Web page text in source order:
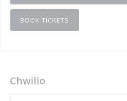
BOOK TICKETS
Chwilio